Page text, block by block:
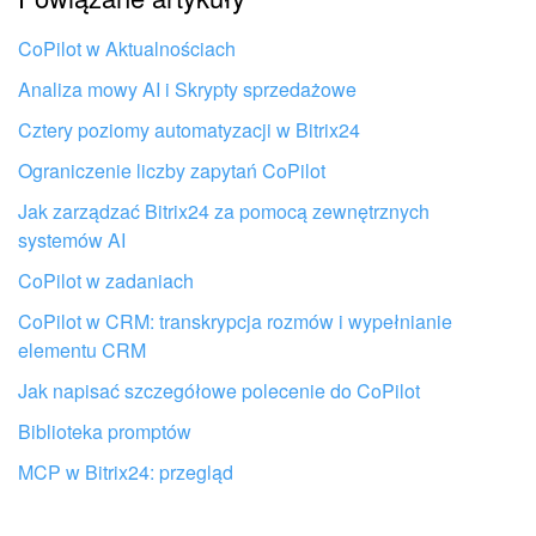
e-Podpis w HR
Telefonia
Kreator BI
Sklep online
Workflow
Centrum Sprzedaży
Kwestie ogólne
Nie podoba mi się sposób działania tego narzędzia
Otrzymaj pomoc przy konfiguracji
Bitrix24 od lokalnych specjalistów
CoPilot w Aktualnościach
Analiza mowy AI i Skrypty sprzedażowe
Cztery poziomy automatyzacji w Bitrix24
Ograniczenie liczby zapytań CoPilot
Jak zarządzać Bitrix24 za pomocą zewnętrznych
systemów AI
CoPilot w zadaniach
CoPilot w CRM: transkrypcja rozmów i wypełnianie
elementu CRM
Jak napisać szczegółowe polecenie do CoPilot
Biblioteka promptów
MCP w Bitrix24: przegląd